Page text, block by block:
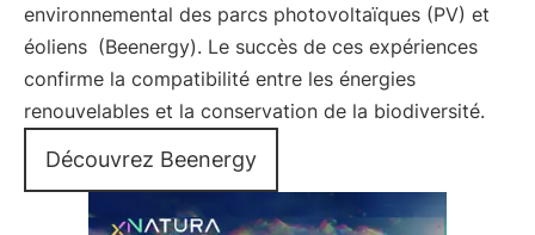
environnemental des parcs photovoltaïques (PV) et
éoliens (Beenergy). Le succès de ces expériences
confirme la compatibilité entre les énergies
renouvelables et la conservation de la biodiversité.
Découvrez Beenergy